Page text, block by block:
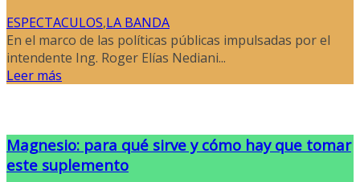
ESPECTACULOS,LA BANDA
En el marco de las políticas públicas impulsadas por el
intendente Ing. Roger Elías Nediani...
Leer más
Magnesio: para qué sirve y cómo hay que tomar
este suplemento